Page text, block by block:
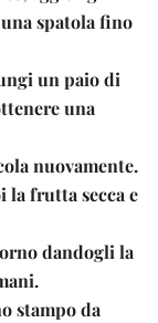
spatola fino
un paio di
una
nuovamente.
la frutta secca e
dandogli la
stampo da